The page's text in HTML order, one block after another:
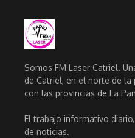
Somos FM Laser Catriel.
de Catriel, en el norte de
con las provincias de La
El trabajo informativo
de noticias.